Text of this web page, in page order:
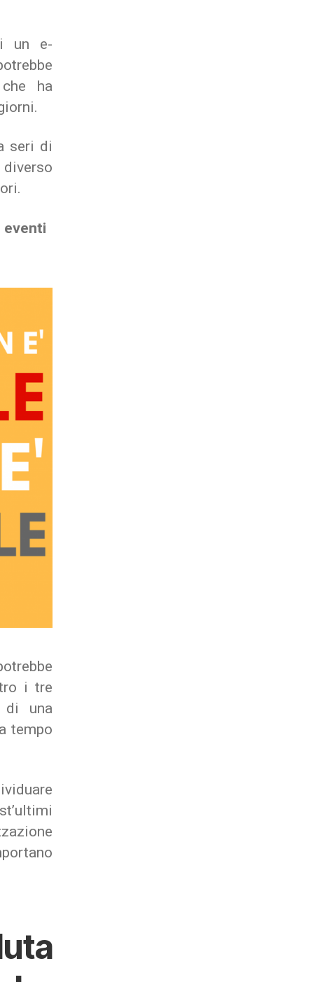
un e-
ha
seri di
eventi
i tre
di una
tempo